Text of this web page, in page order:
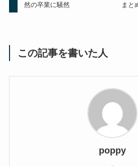
然の卒業に騒然
まと
この記事を書いた人
poppy